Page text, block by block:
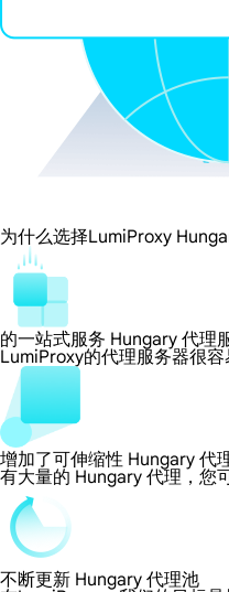
为什么选择LumiProxy
的一站式服务 Hungary 代理
LumiProxy的代理服务器很
增加了可伸缩性 Hungary 代
有大量的 Hungary 代理，您
不断更新 Hungary 代理池